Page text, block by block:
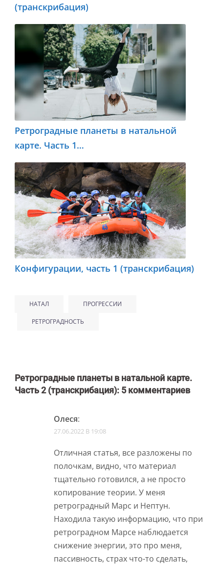
(транскрибация)
Ретроградные планеты в натальной
карте. Часть 1…
Конфигурации, часть 1 (транскрибация)
НАТАЛ ПРОГРЕССИИ
РЕТРОГРАДНОСТЬ
Ретроградные планеты в натальной карте.
Часть 2 (транскрибация): 5 комментариев
Олеся:
27.06.2022 В 19:08
Отличная статья, все разложены по
полочкам, видно, что материал
тщательно готовился, а не просто
копирование теории. У меня
ретроградный Марс и Нептун.
Находила такую информацию, что при
ретроградном Марсе наблюдается
снижение энергии, это про меня,
пассивность, страх что-то сделать,